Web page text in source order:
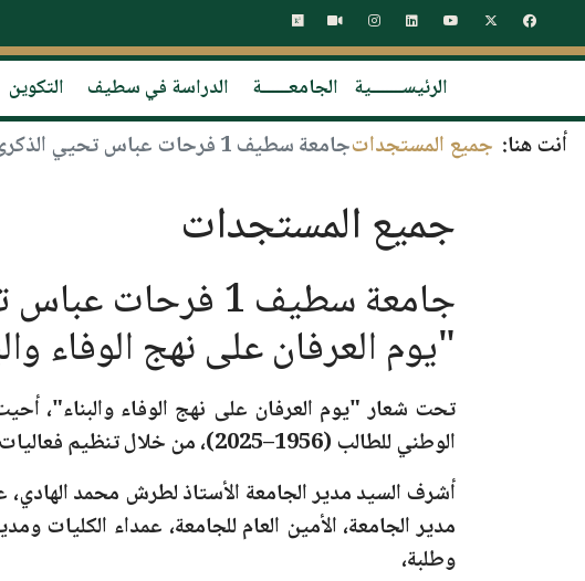
الرئيســـــــية الجامعــــــة الدراسة في سطيف التكوين
أنت هنا: جميع المستجداتجامعة سطيف 1 فرحات عباس تحيي الذكرى الـ69 لليوم الوطني للطالب تحت شعار "يوم العرفان على نهج الوفاء والبناء"
جميع المستجدات
"يوم العرفان على نهج الوفاء
تحت شعار "يوم العرفان على نهج الوفاء والبناء"، أحيت جامعة سطيف
الوطني للطالب (1956–2025)
، من خلال تنظيم
أشرف السيد مدير الجامعة الأستاذ لطرش محمد
مدير الجامعة، الأمين العام للجامعة، عمداء الكليات
وطلبة،